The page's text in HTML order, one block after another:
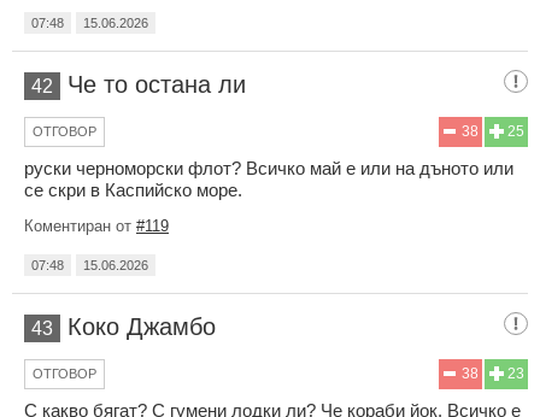
07:48 15.06.2026
42 Че то остана ли
25
38
ОТГОВОР
руски черноморски флот? Всичко май е или на дъното или
се скри в Каспийско море.
Коментиран от #119
07:48 15.06.2026
43 Коко Джамбо
23
38
ОТГОВОР
С какво бягат? С гумени лодки ли? Че кораби йок. Всичко е